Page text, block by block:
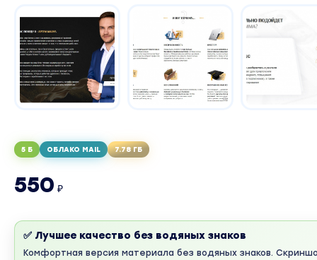
5 Б ОБЛАКО MAIL 7.78 ГБ
550 ₽
✅ Лучшее качество без водяных знаков
Комфортная версия материала без водяных знаков.